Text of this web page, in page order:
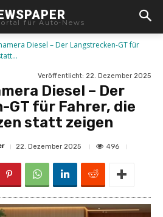
für Auto-News
Diesel – Der Langstrecken-GT für
Veröffentlicht: 22. Dezember 2025
Diesel – Der
GT für Fahrer, die
statt zeigen
22. Dezember 2025 496